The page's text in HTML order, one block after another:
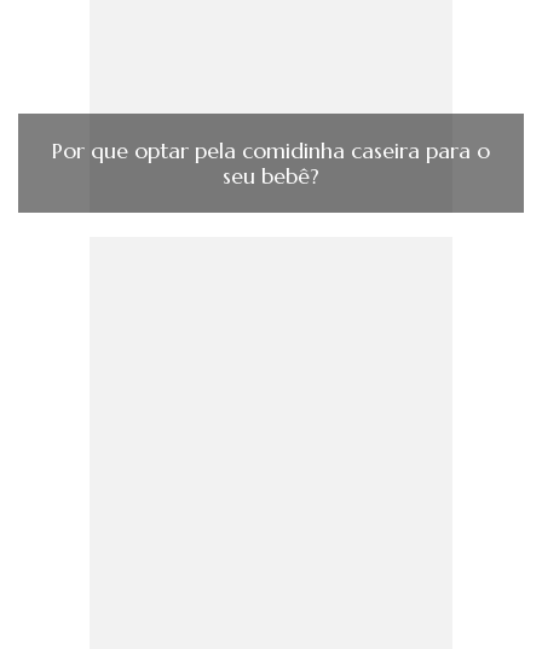
Por que optar pela comidinha caseira para o
seu bebê?